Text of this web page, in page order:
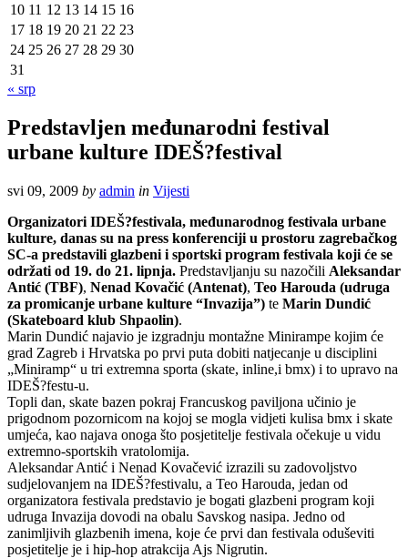
10 11 12 13 14 15 16
17 18 19 20 21 22 23
24 25 26 27 28 29 30
31
« srp
Predstavljen međunarodni festival
urbane kulture IDEŠ?festival
svi 09, 2009 by admin in Vijesti
Organizatori IDEŠ?festivala, međunarodnog festivala urbane
kulture, danas su na press konferenciji u prostoru zagrebačkog
SC-a predstavili glazbeni i sportski program festivala koji će se
održati od 19. do 21. lipnja. Predstavljanju su nazočili Aleksandar
Antić (TBF), Nenad Kovačić (Antenat), Teo Harouda (udruga
za promicanje urbane kulture “Invazija”) te Marin Dundić
(Skateboard klub Shpaolin).
Marin Dundić najavio je izgradnju montažne Minirampe kojim će
grad Zagreb i Hrvatska po prvi puta dobiti natjecanje u disciplini
„Miniramp“ u tri extremna sporta (skate, inline,i bmx) i to upravo na
IDEŠ?festu-u.
Topli dan, skate bazen pokraj Francuskog paviljona učinio je
prigodnom pozornicom na kojoj se mogla vidjeti kulisa bmx i skate
umjeća, kao najava onoga što posjetitelje festivala očekuje u vidu
extremno-sportskih vratolomija.
Aleksandar Antić i Nenad Kovačević izrazili su zadovoljstvo
sudjelovanjem na IDEŠ?festivalu, a Teo Harouda, jedan od
organizatora festivala predstavio je bogati glazbeni program koji
udruga Invazija dovodi na obalu Savskog nasipa. Jedno od
zanimljivih glazbenih imena, koje će prvi dan festivala oduševiti
posjetitelje je i hip-hop atrakcija Ajs Nigrutin.